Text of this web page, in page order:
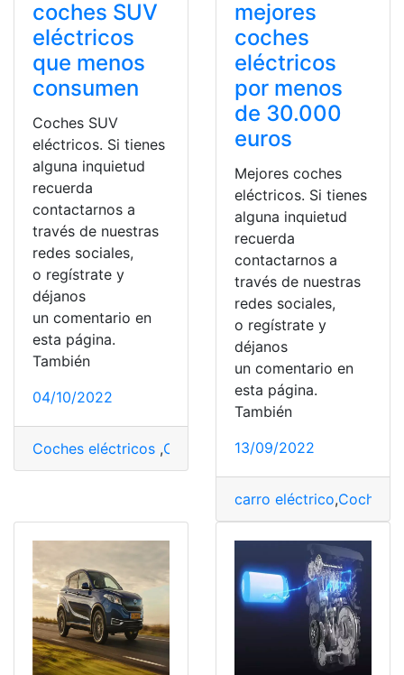
coches SUV
eléctricos
que menos
consumen
Coches SUV
eléctricos. Si tienes
alguna inquietud
recuerda
contactarnos a
través de nuestras
redes sociales,
o regístrate y
déjanos
un comentario en
esta página.
También
04/10/2022
Coches eléctricos ,Coches híbridos,Consumo
mejores
coches
eléctricos
por menos
de 30.000
euros
Mejores coches
eléctricos. Si tienes
alguna inquietud
recuerda
contactarnos a
través de nuestras
redes sociales,
o regístrate y
déjanos
un comentario en
esta página.
También
13/09/2022
carro eléctrico,Coches